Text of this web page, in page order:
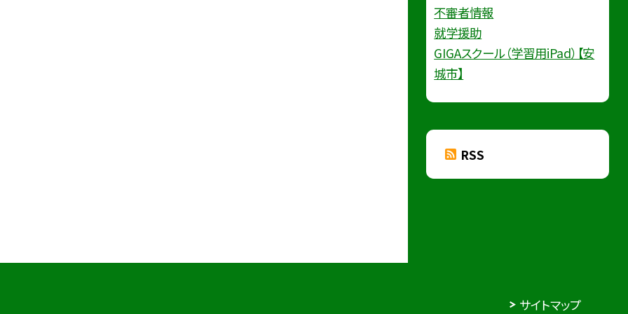
不審者情報
就学援助
GIGAスクール（学習用iPad）【安
城市】
RSS
サイトマップ